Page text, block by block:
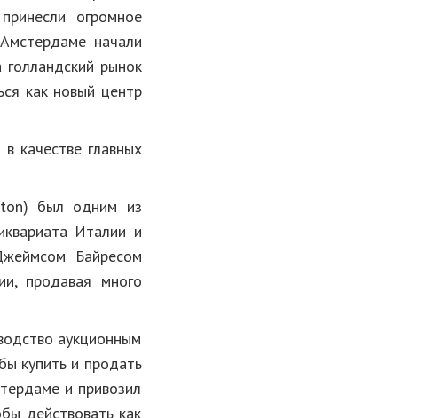
огромное
начали
рынок
как новый центр
качестве главных
был одним из
Италии и
Байресом
продавая много
аукционным
купить и продать
и привозил
действовать как